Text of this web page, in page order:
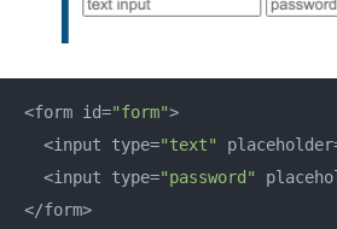
<form id="form">
  <input type=
"text"
  <input type=
"password"
</form>